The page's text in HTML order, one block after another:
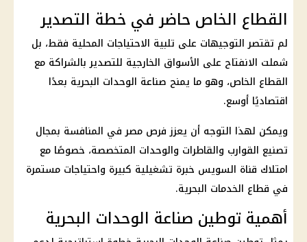
القطاع الخاص حاضر في خطة التصدير
لم تقتصر التوجيهات على تلبية الاحتياجات المحلية فقط، بل
شملت الانفتاح على الأسواق الخارجية للتصدير بالشراكة مع
القطاع الخاص، وهو ما يمنح صناعة الوحدات البحرية بعدًا
اقتصاديًا أوسع.
ويمكن لهذا التوجه أن يعزز فرص مصر في المنافسة بمجال
تصنيع القوارب والقاطرات والوحدات المتخصصة، خصوصًا مع
امتلاك قناة السويس خبرة تشغيلية كبيرة واحتياجات مستمرة
في قطاع الخدمات البحرية.
أهمية توطين صناعة الوحدات البحرية